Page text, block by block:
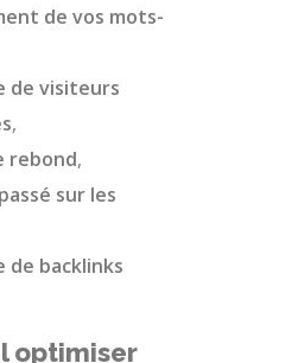
de vos mots-
de visiteurs
,
rebond,
sur les
de backlinks
optimiser